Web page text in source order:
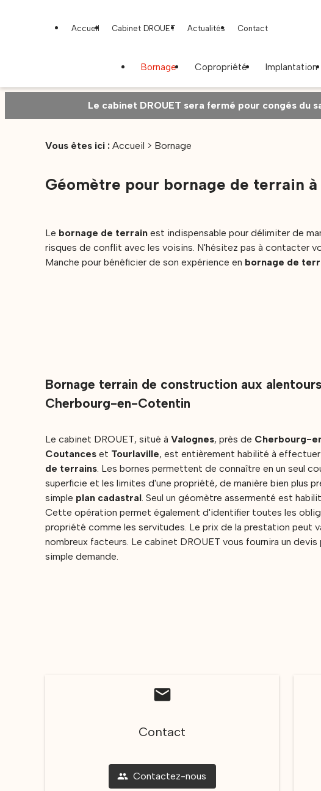
Accueil Cabinet DROUET Actualités Contact
Bornage Copropriété Implantation
Le cabinet DROUET sera fermé pour congés du
Vous êtes ici : Accueil > Bornage
Géomètre pour bornage de terrain
Le bornage de terrain est indispensable pour délimiter de
risques de conflit avec les voisins. N'hésitez pas à contacter
Manche pour bénéficier de son expérience en bornage de
Bornage terrain de construction aux
Cherbourg-en-Cotentin
Le cabinet DROUET, situé àValognes, près de Cherbourg-
Coutances et Tourlaville, est entièrement habilité à effectuer
de terrains . Les bornes permettent de connaître en un seul
superficie et les limites d'une propriété, de manière bien plus
simple plan cadastral . Seul un géomètre assermenté est
Cette opération permet également d'identifier toutes les
propriété comme les servitudes. Le prix de la prestation peut
nombreux facteurs. Le cabinet DROUET vous fournira un devis
simple demande.
mail
Contact
people Contactez-nous